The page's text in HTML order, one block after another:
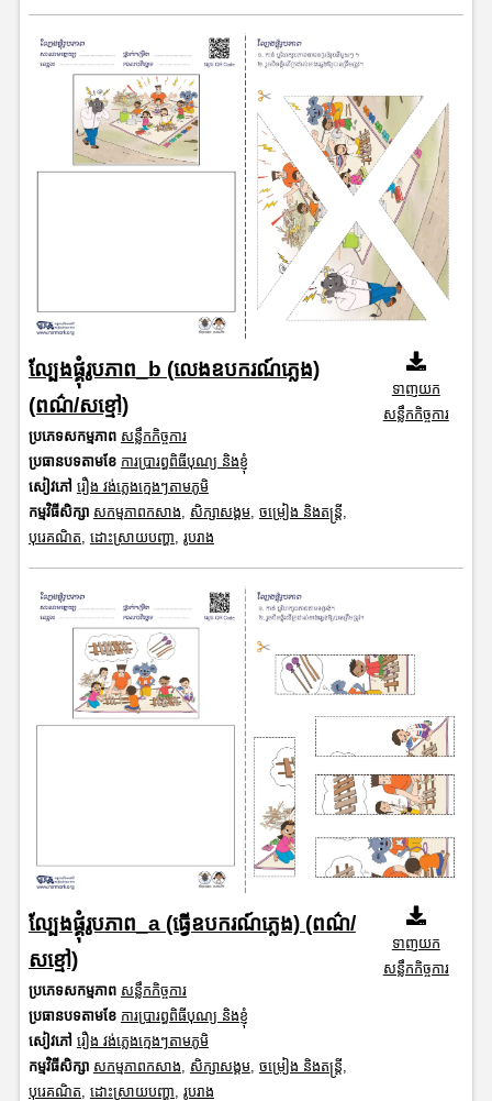
ល្បែងផ្គុំរូបភាព_b (លេងឧបករណ៍ភ្លេង)
(ពណ៌/សខ្មៅ)
ប្រភេទសកម្មភាព សន្លឹកកិច្ចការ
ប្រធានបទតាមខែ ការប្រារព្ធពិធីបុណ្យ និងខ្ញុំ
សៀវភៅ រឿង វង់ភ្លេងក្មេងៗតាមភូមិ
កម្មវិធីសិក្សា សកម្មភាពកសាង, សិក្សាសង្គម, ចម្រៀង និងតន្ត្រី,
បុរេគណិត, ដោះស្រាយបញ្ហា, រូបរាង
ទាញយក
សន្លឹកកិច្ចការ
ល្បែងផ្គុំរូបភាព_a (ធ្វើឧបករណ៍ភ្លេង) (ពណ៌/
សខ្មៅ)
ប្រភេទសកម្មភាព សន្លឹកកិច្ចការ
ប្រធានបទតាមខែ ការប្រារព្ធពិធីបុណ្យ និងខ្ញុំ
សៀវភៅ រឿង វង់ភ្លេងក្មេងៗតាមភូមិ
កម្មវិធីសិក្សា សកម្មភាពកសាង សិក្សាសង្គម, ចម្រៀង និងតន្ត្រី
បុរេគណិត ដោះស្រាយបញ្ហា រូបរាង
ទាញយក
សន្លឹកកិច្ចការ